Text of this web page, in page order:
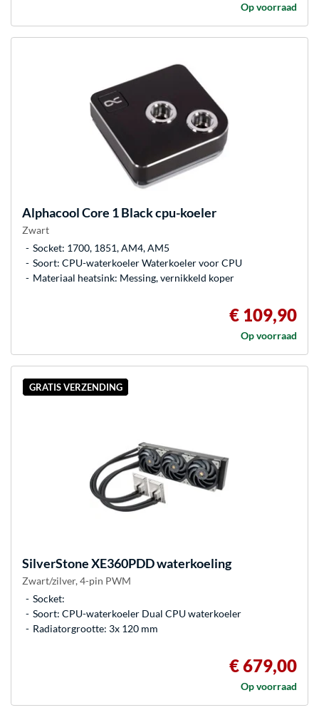
Op voorraad
AlphacoolCore 1 Black cpu-koeler
Zwart
Socket: 1700, 1851, AM4, AM5
Soort: CPU-waterkoeler Waterkoeler voor CPU
Materiaal heatsink: Messing, vernikkeld koper
€ 109,90
Op voorraad
GRATIS VERZENDING
SilverStoneXE360PDD waterkoeling
Zwart/zilver, 4-pin PWM
Socket:
Soort: CPU-waterkoeler Dual CPU waterkoeler
Radiatorgrootte: 3x 120 mm
€ 679,00
Op voorraad